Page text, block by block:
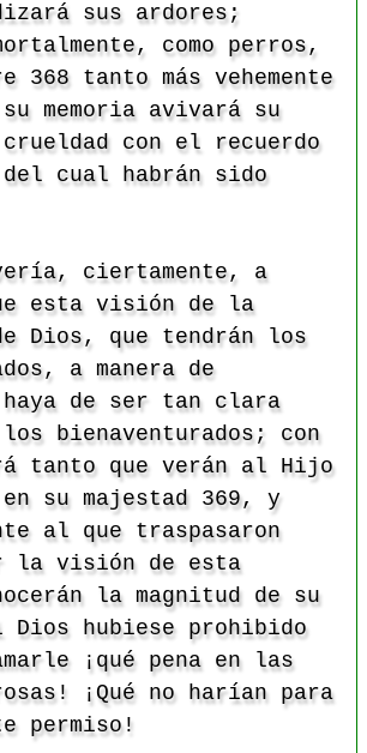
sus ardores;
como perros,
368 tanto más vehemente
memoria avivará su
con el recuerdo
cual habrán sido
ciertamente, a
esta visión de la
Dios, que tendrán los
a manera de
haya de ser tan clara
bienaventurados; con
tanto que verán al Hijo
su majestad 369, y
al que traspasaron
la visión de esta
la magnitud de su
Dios hubiese prohibido
¡qué pena en las
¡Qué no harían para
permiso!